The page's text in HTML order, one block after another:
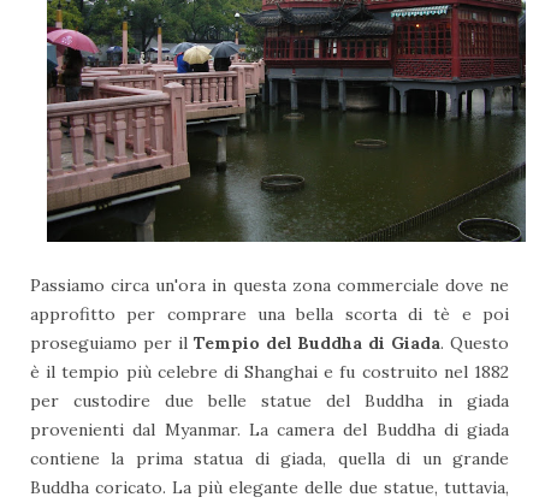
Passiamo circa un'ora in questa zona commerciale dove ne
approfitto per comprare una bella scorta di tè e poi
proseguiamo per il Tempio del Buddha di Giada. Questo
è il tempio più celebre di Shanghai e fu costruito nel 1882
per custodire due belle statue del Buddha in giada
provenienti dal Myanmar. La camera del Buddha di giada
contiene la prima statua di giada, quella di un grande
Buddha coricato. La più elegante delle due statue, tuttavia,